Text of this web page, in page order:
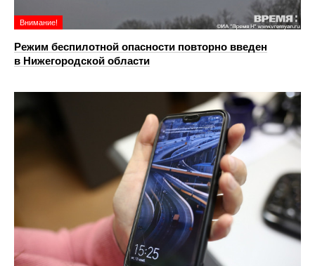
Внимание!
Режим беспилотной опасности повторно введен
в Нижегородской области